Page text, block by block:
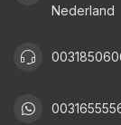
Nederland